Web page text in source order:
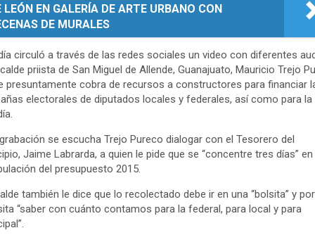
LEÓN EN GALERÍA DE ARTE URBANO CON
DE MURALES
circuló a través de las redes sociales un video con diferentes
priista de San Miguel de Allende, Guanajuato, Mauricio Trejo
presuntamente cobra de recursos a constructores para financiar
electorales de diputados locales y federales, así como para la
se escucha Trejo Pureco dialogar con el Tesorero del
Jaime Labrarda, a quien le pide que se “concentre tres días” en
del presupuesto 2015.
también le dice que lo recolectado debe ir en una “bolsita” y
“saber con cuánto contamos para la federal, para local y para